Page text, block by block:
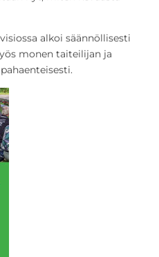
alkoi säännöllisesti
monen taiteilijan ja